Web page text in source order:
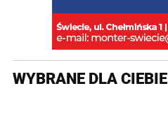
WYBRANE DLA CIEBIE